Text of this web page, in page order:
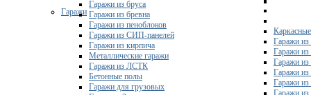
Гаражи
Гаражи из
Гаражи из
Гаражи из
Гаражи из
Гаражи
Гаражи из
Гаражи из бруса
Гаражи из бревна
Гаражи из пеноблоков
Гаражи из СИП-панелей
Гаражи из кирпича
Металлические гаражи
Гаражи из ЛСТК
Бетонные полы
Гаражи для грузовых